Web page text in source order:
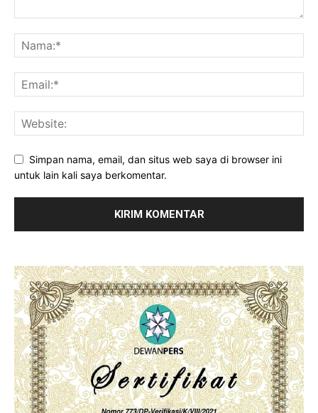
Simpan nama, email, dan situs web saya di browser ini
untuk lain kali saya berkomentar.